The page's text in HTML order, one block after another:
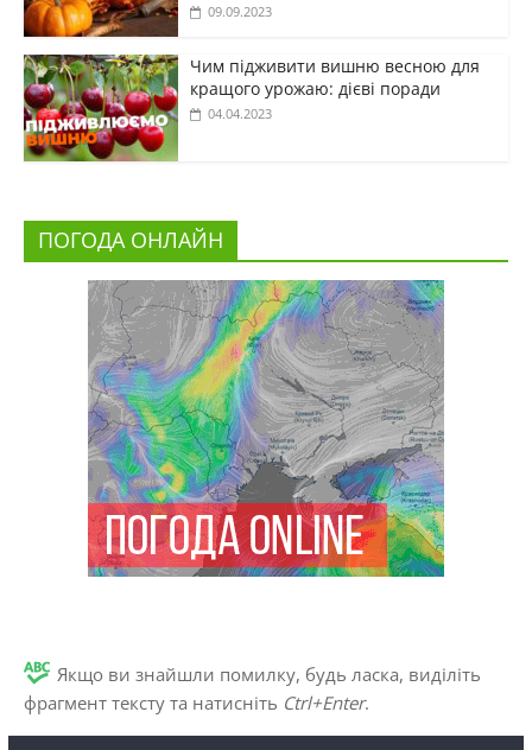
09.09.2023
Чим підживити вишню весною для
кращого урожаю: дієві поради
04.04.2023
ПОГОДА ОНЛАЙН
Якщо ви знайшли помилку, будь ласка, виділіть
фрагмент тексту та натисніть Ctrl+Enter.